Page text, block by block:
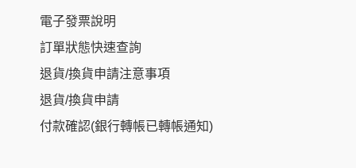
電子發票說明
訂單狀態快速查詢
退貨/換貨申請注意事項
退貨/換貨申請
付款確認(銀行轉帳已轉帳通知)